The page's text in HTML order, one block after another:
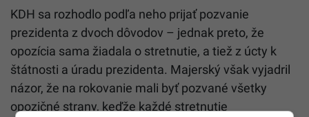
KDH sa rozhodlo podľa neho prijať pozvanie
prezidenta z dvoch dôvodov – jednak preto, že
opozícia sama žiadala o stretnutie, a tiež z úcty k
štátnosti a úradu prezidenta. Majerský však vyjadril
názor, že na rokovanie mali byť pozvané všetky
opozičné strany, keďže každé stretnutie